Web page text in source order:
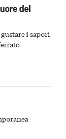
del
i sapori